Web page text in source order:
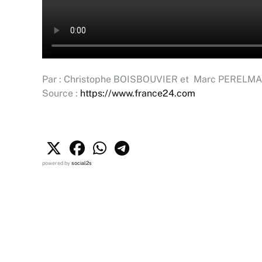
Par : Christophe BOISBOUVIER et Marc
Source : https://www.france24.com
powered bysocial2s